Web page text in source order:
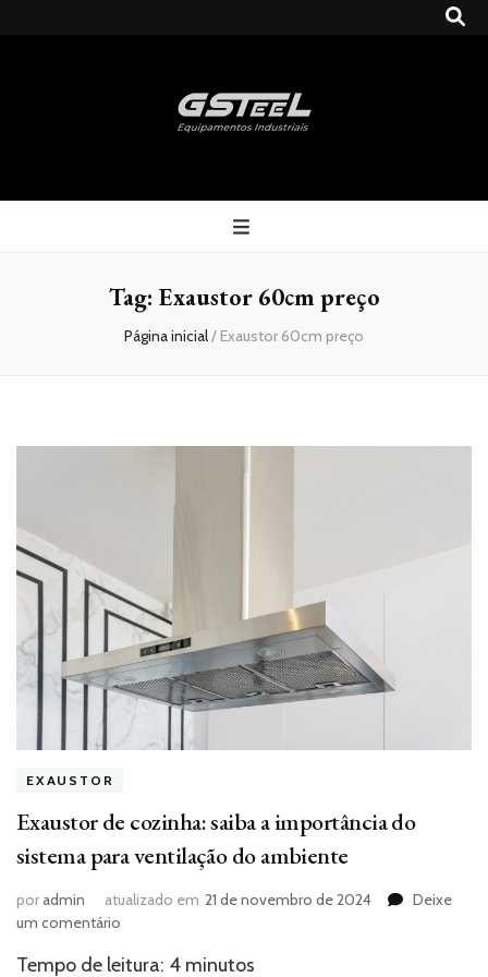
Gsteel
Tag: Exaustor 60cm preço
Página inicial/ Exaustor 60cm preço
EXAUSTOR
Exaustor de cozinha: saiba a importância do
sistema para ventilação do ambiente
poradmin atualizado em 21 de novembro de 2024
Deixe
um comentário
de
Tempo de leitura: 4 minutos